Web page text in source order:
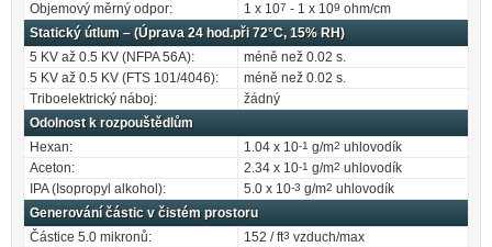
Objemový měrný odpor:
1 x 107 - 1 x 109 ohm/cm
Statický útlum – (Úprava 24 hod.při 72°C, 15% RH)
5 KV až 0.5 KV (NFPA 56A):
méně než 0.02 s.
5 KV až 0.5 KV (FTS 101/4046):
méně než 0.02 s.
Triboelektrický náboj:
žádný
Odolnost k rozpouštědlům
Hexan:
1.04 x 10-1 g/m2 uhlovodík
Aceton:
2.34 x 10-1 g/m2 uhlovodík
IPA (Isopropyl alkohol):
5.0 x 10-3 g/m2 uhlovodík
Generování částic v čistém prostoru
Částice 5.0 mikronů:
152 / ft3 vzduch/max